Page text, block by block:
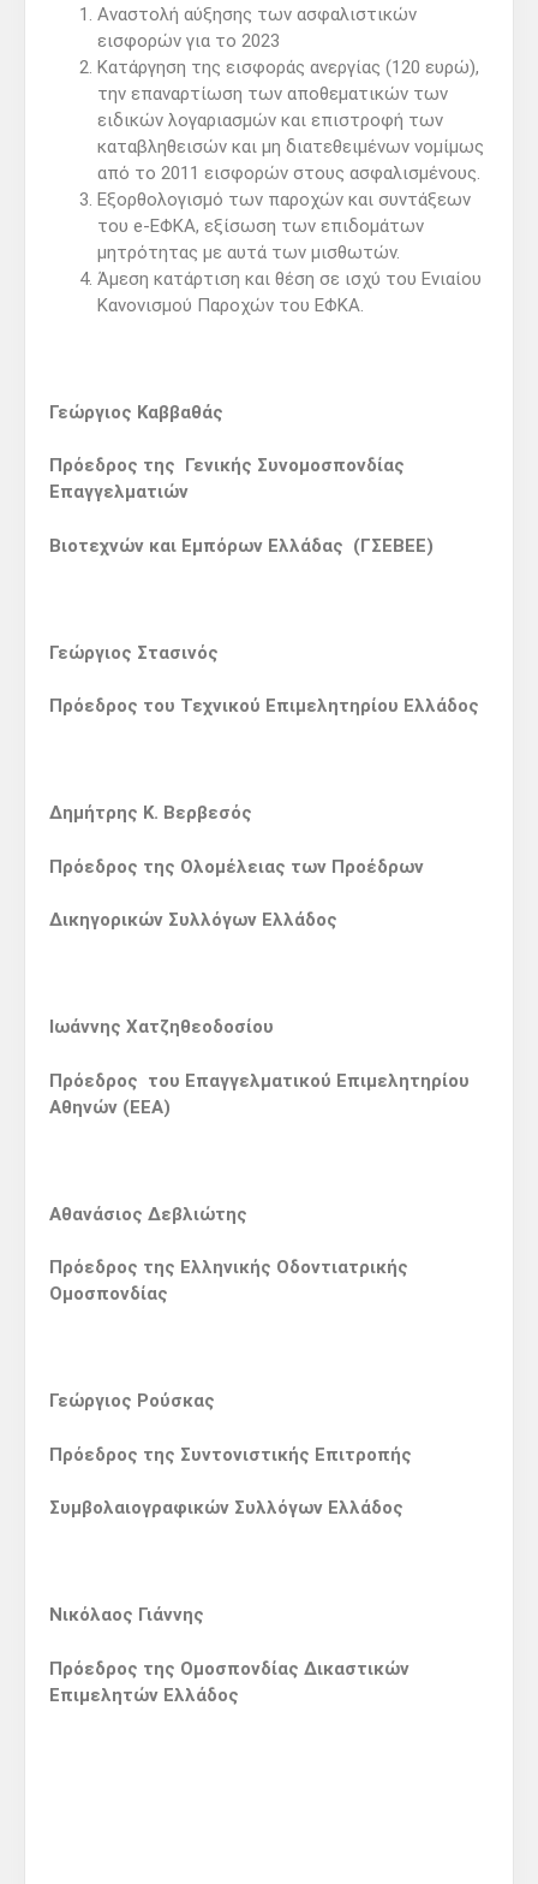
Αναστολή αύξησης των ασφαλιστικών
εισφορών για το 2023
Κατάργηση της εισφοράς ανεργίας (120 ευρώ),
την επαναρτίωση των αποθεματικών των
ειδικών λογαριασμών και επιστροφή των
καταβληθεισών και μη διατεθειμένων νομίμως
από το 2011 εισφορών στους ασφαλισμένους.
Εξορθολογισμό των παροχών και συντάξεων
του e-ΕΦΚΑ, εξίσωση των επιδομάτων
μητρότητας με αυτά των μισθωτών.
Άμεση κατάρτιση και θέση σε ισχύ του Ενιαίου
Κανονισμού Παροχών του ΕΦΚΑ.
Γεώργιος Καββαθάς
Πρόεδρος της Γενικής Συνομοσπονδίας
Επαγγελματιών
Βιοτεχνών και Εμπόρων Ελλάδας (ΓΣΕΒΕΕ)
Γεώργιος Στασινός
Πρόεδρος του Τεχνικού Επιμελητηρίου Ελλάδος
Δημήτρης Κ. Βερβεσός
Πρόεδρος της Ολομέλειας των Προέδρων
Δικηγορικών Συλλόγων Ελλάδος
Ιωάννης Χατζηθεοδοσίου
Πρόεδρος του Επαγγελματικού Επιμελητηρίου
Αθηνών (ΕΕΑ)
Αθανάσιος Δεβλιώτης
Πρόεδρος της Ελληνικής Οδοντιατρικής
Ομοσπονδίας
Γεώργιος Ρούσκας
Πρόεδρος της Συντονιστικής Επιτροπής
Συμβολαιογραφικών Συλλόγων Ελλάδος
Νικόλαος Γιάννης
Πρόεδρος της Ομοσπονδίας Δικαστικών
Επιμελητών Ελλάδος